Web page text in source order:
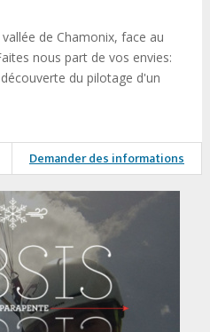
de Chamonix, face au
nous part de vos envies:
du pilotage d'un
Demander des informations